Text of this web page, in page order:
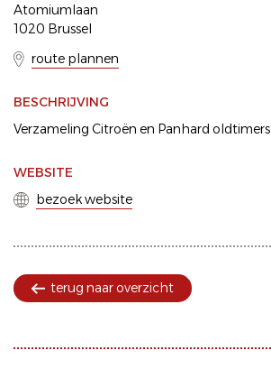
Atomiumlaan
1020 Brussel
route plannen
BESCHRIJVING
Verzameling Citroën en Panhard oldtimers
WEBSITE
bezoek website
terug naar overzicht